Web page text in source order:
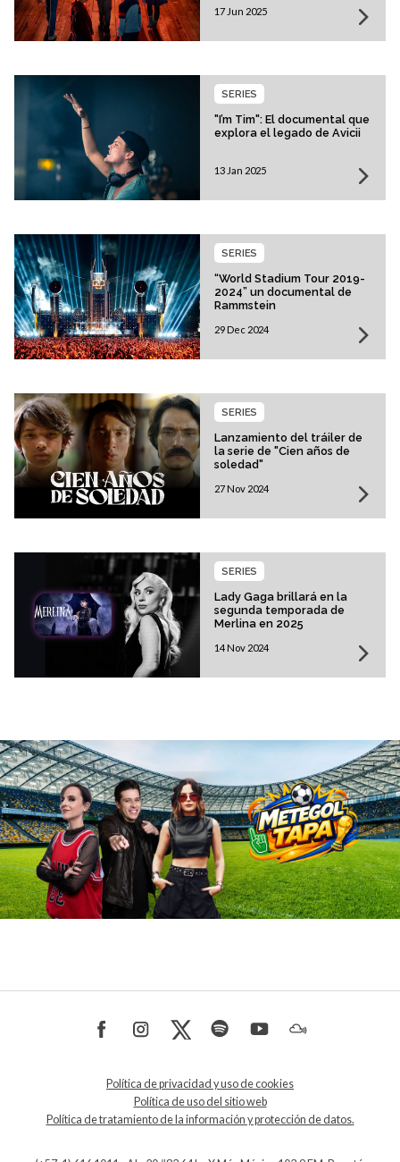
17 Jun 2025
"I’m Tim": El documental que
explora el legado de Avicii
SERIES
13 Jan 2025
“World Stadium Tour 2019-
2024” un documental de
Rammstein
SERIES
29 Dec 2024
Lanzamiento del tráiler de
la serie de "Cien años de
soledad"
SERIES
27 Nov 2024
Lady Gaga brillará en la
segunda temporada de
Merlina en 2025
SERIES
14 Nov 2024
Política de privacidad y uso de cookies
Política de uso del sitio web
Política de tratamiento de la información y protección de datos.